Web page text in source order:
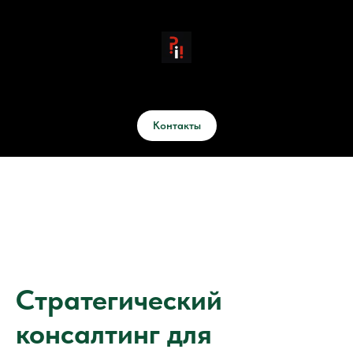
Контакты
Стратегический
консалтинг для